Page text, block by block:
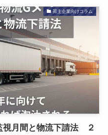
荷主企業向けコラム
視月間と物流下請法 ２